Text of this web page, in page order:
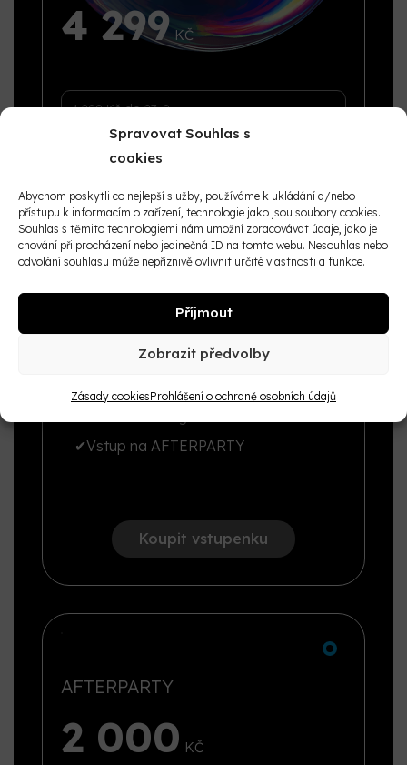
Spravovat Souhlas s
cookies
Abychom poskytli co nejlepší služby, používáme k ukládání a/nebo
přístupu k informacím o zařízení, technologie jako jsou soubory cookies.
Souhlas s těmito technologiemi nám umožní zpracovávat údaje, jako je
chování při procházení nebo jedinečná ID na tomto webu. Nesouhlas nebo
odvolání souhlasu může nepříznivě ovlivnit určité vlastnosti a funkce.
Příjmout
Zobrazit předvolby
Zásady cookiesProhlášení o ochraně osobních údajů
4 299
✔Vstup na konferenci
✔Vstup na veletrh
✔Neomezený networking
✔Voda & káva
Alko & nealko nápoje
Bohatý celodenní catering
✔Vstup na AFTERPARTY
Koupit vstupenku
AFTERPARTY
2 000